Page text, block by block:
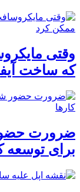
وقتی
که ساخت
ضرورت حضور
برای توسعه